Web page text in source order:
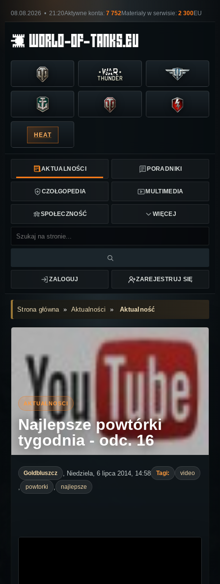
08.08.2026 • 21:20Aktywne konta: 7 752Materiały w serwisie: 2 300EU
HEAT
AKTUALNOŚCI PORADNIKI
CZOŁGOPEDIA MULTIMEDIA
SPOŁECZNOŚĆ WIĘCEJ
ZALOGUJ ZAREJESTRUJ SIĘ
Strona główna» Aktualności »Aktualność
Najlepsze powtórki
tygodnia - odc. 16
Goldbluszcz , Niedziela, 6 lipca 2014, 14:58 Tagi: video
powtorki najlepsze